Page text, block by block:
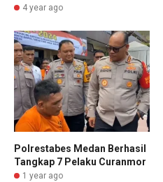
4 year ago
Polrestabes Medan Berhasil
Tangkap 7 Pelaku Curanmor
1 year ago